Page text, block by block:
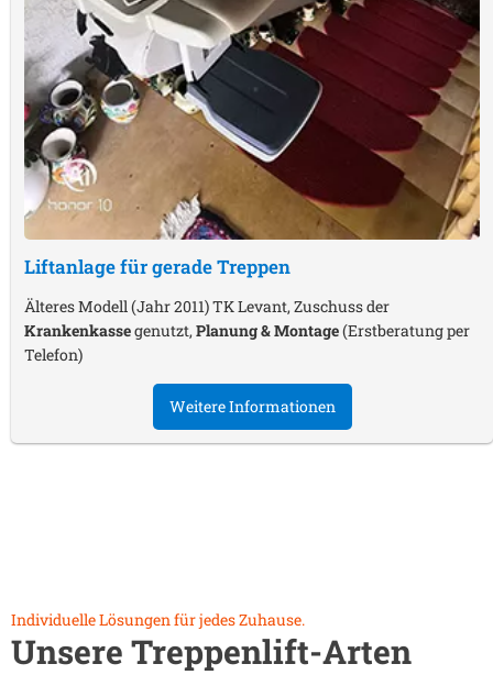
Liftanlage für gerade Treppen
Älteres Modell (Jahr 2011) TK Levant, Zuschuss der
Krankenkassegenutzt,Planung & Montage(Erstberatung per
Telefon)
Weitere Informationen
Individuelle Lösungen für jedes Zuhause.
Unsere Treppenlift-Arten